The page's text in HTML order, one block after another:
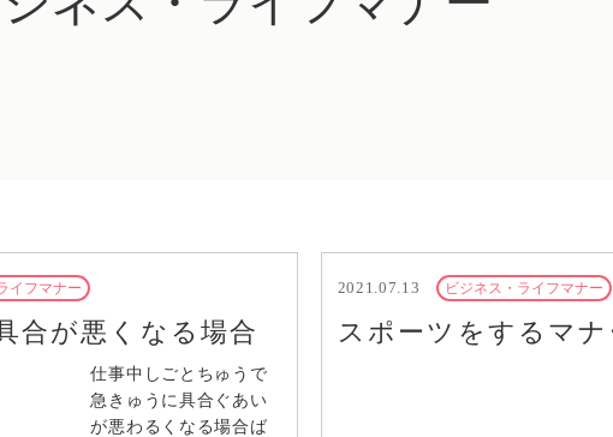
イフマナー
合が悪くなる場合
仕事中しごとちゅうで
急きゅうに具合ぐあい
が悪わるくなる場合ば
2021.07.13 ビジネス・ライフマナー
スポーツをするマナ